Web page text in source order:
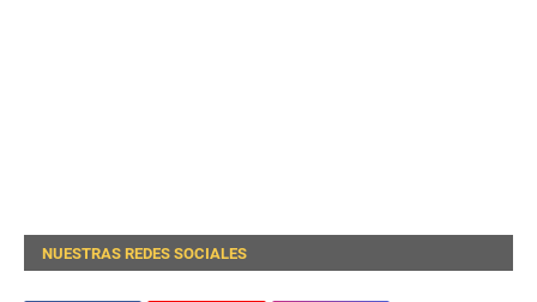
NUESTRAS REDES SOCIALES